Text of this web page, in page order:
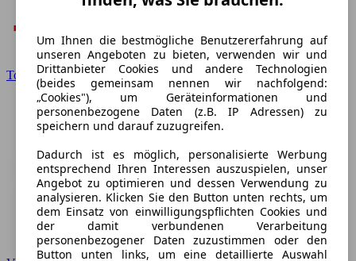
Toyota
Um Ihnen die bestmögliche Benutzererfahrung auf
unseren Angeboten zu bieten, verwenden wir und
Drittanbieter Cookies und andere Technologien
(beides gemeinsam nennen wir nachfolgend:
„Cookies"), um Geräteinformationen und
personenbezogene Daten (z.B. IP Adressen) zu
speichern und darauf zuzugreifen.
Dadurch ist es möglich, personalisierte Werbung
entsprechend Ihren Interessen auszuspielen, unser
Angebot zu optimieren und dessen Verwendung zu
analysieren. Klicken Sie den Button unten rechts, um
dem Einsatz von einwilligungspflichten Cookies und
der damit verbundenen Verarbeitung
personenbezogener Daten zuzustimmen oder den
Button unten links, um eine detaillierte Auswahl